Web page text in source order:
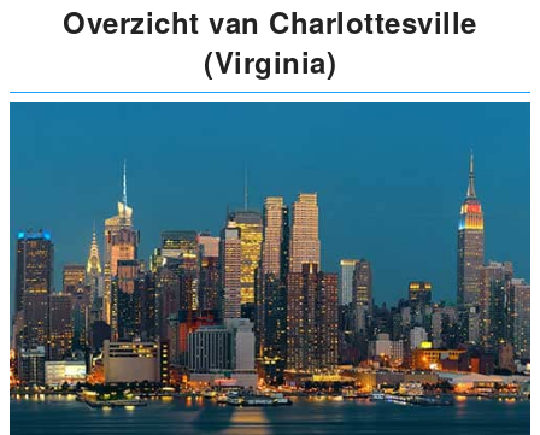
Overzicht van Charlottesville
(Virginia)